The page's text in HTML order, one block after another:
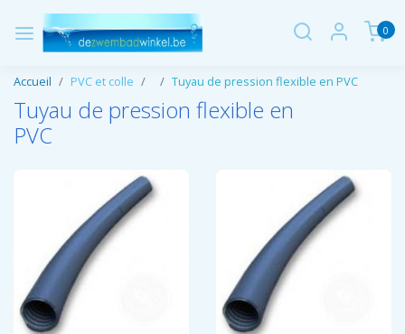
0
Accueil PVC et colle Tuyau de pression flexible en PVC
Tuyau de pression flexible en
PVC